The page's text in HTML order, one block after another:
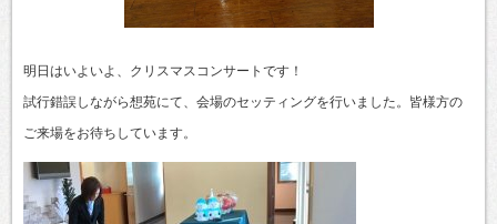
明日はいよいよ、クリスマスコンサートです！
試行錯誤しながら想苑にて、会場のセッティングを行いました。皆様方の
ご来場をお待ちしています。